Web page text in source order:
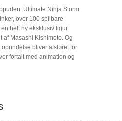
Ultimate Ninja Storm
over 100 spilbare
helt ny eksklusiv figur
af Masashi Kishimoto. Og
oprindelse bliver afsløret for
fortalt med animation og